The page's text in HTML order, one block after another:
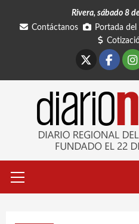
Rivera, sábado 8
Contáctanos
Portada del
primario